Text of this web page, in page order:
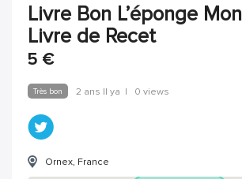
Livre Bon L’éponge Mon
Livre de Recet
5 €
Très bon 2 ans Il ya | 0 views
Ornex, France